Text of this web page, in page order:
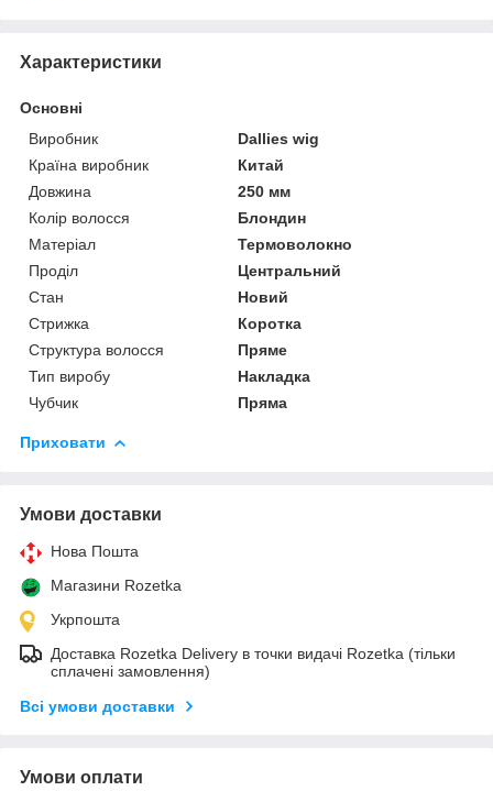
Характеристики
Основні
Виробник
Dallies wig
Країна виробник
Китай
Довжина
250 мм
Колір волосся
Блондин
Матеріал
Термоволокно
Проділ
Центральний
Стан
Новий
Стрижка
Коротка
Структура волосся
Пряме
Тип виробу
Накладка
Чубчик
Пряма
Приховати
Умови доставки
Нова Пошта
Магазини Rozetka
Укрпошта
Доставка Rozetka Delivery в точки видачі Rozetka (тільки
сплачені замовлення)
Всі умови доставки
Умови оплати